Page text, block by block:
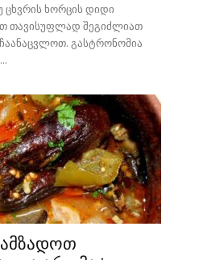
ცხვრის ხორცის დიდი
თავისუფლად შეგიძლიათ
გასტრონომია